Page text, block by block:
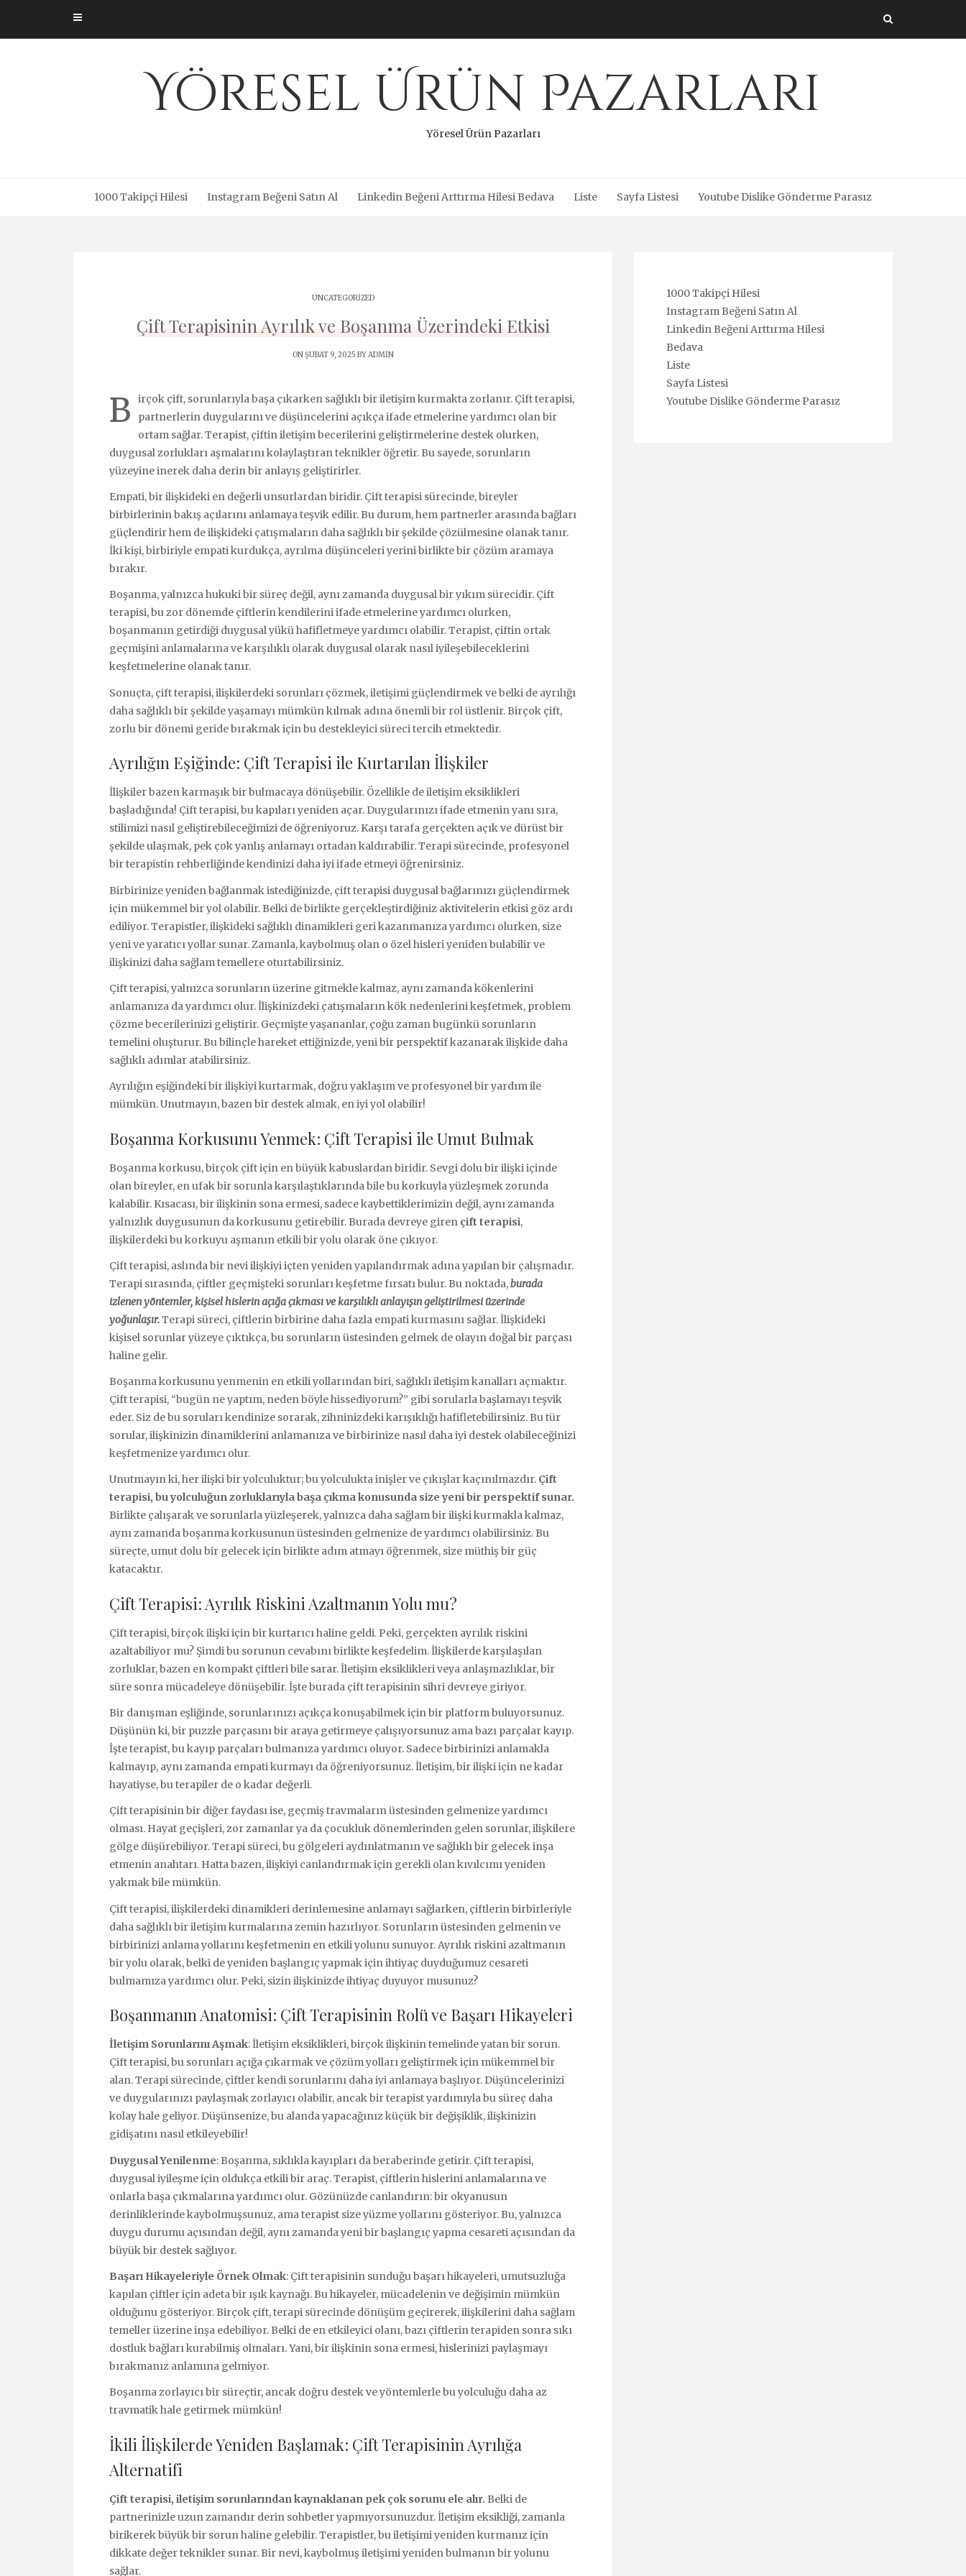
content
Yöresel Ürün Pazarları
Yöresel Ürün Pazarları
1000 Takipçi Hilesi Instagram Beğeni Satın Al Linkedin Beğeni Arttırma Hilesi Bedava Liste Sayfa Listesi Youtube Dislike Gönderme Parasız
UNCATEGORIZED
Çift Terapisinin Ayrılık ve Boşanma Üzerindeki Etkisi
ON ŞUBAT 9, 2025 BYADMIN
B
irçok çift, sorunlarıyla başa çıkarken sağlıklı bir iletişim kurmakta zorlanır. Çift terapisi,
partnerlerin duygularını ve düşüncelerini açıkça ifade etmelerine yardımcı olan bir
ortam sağlar. Terapist, çiftin iletişim becerilerini geliştirmelerine destek olurken,
duygusal zorlukları aşmalarını kolaylaştıran teknikler öğretir. Bu sayede, sorunların
yüzeyine inerek daha derin bir anlayış geliştirirler.
Empati, bir ilişkideki en değerli unsurlardan biridir. Çift terapisi sürecinde, bireyler
birbirlerinin bakış açılarını anlamaya teşvik edilir. Bu durum, hem partnerler arasında bağları
güçlendirir hem de ilişkideki çatışmaların daha sağlıklı bir şekilde çözülmesine olanak tanır.
İki kişi, birbiriyle empati kurdukça, ayrılma düşünceleri yerini birlikte bir çözüm aramaya
bırakır.
Boşanma, yalnızca hukuki bir süreç değil, aynı zamanda duygusal bir yıkım sürecidir. Çift
terapisi, bu zor dönemde çiftlerin kendilerini ifade etmelerine yardımcı olurken,
boşanmanın getirdiği duygusal yükü hafifletmeye yardımcı olabilir. Terapist, çiftin ortak
geçmişini anlamalarına ve karşılıklı olarak duygusal olarak nasıl iyileşebileceklerini
keşfetmelerine olanak tanır.
Sonuçta, çift terapisi, ilişkilerdeki sorunları çözmek, iletişimi güçlendirmek ve belki de ayrılığı
daha sağlıklı bir şekilde yaşamayı mümkün kılmak adına önemli bir rol üstlenir. Birçok çift,
zorlu bir dönemi geride bırakmak için bu destekleyici süreci tercih etmektedir.
Ayrılığın Eşiğinde: Çift Terapisi ile Kurtarılan İlişkiler
İlişkiler bazen karmaşık bir bulmacaya dönüşebilir. Özellikle de iletişim eksiklikleri
başladığında! Çift terapisi, bu kapıları yeniden açar. Duygularınızı ifade etmenin yanı sıra,
stilimizi nasıl geliştirebileceğimizi de öğreniyoruz. Karşı tarafa gerçekten açık ve dürüst bir
şekilde ulaşmak, pek çok yanlış anlamayı ortadan kaldırabilir. Terapi sürecinde, profesyonel
bir terapistin rehberliğinde kendinizi daha iyi ifade etmeyi öğrenirsiniz.
Birbirinize yeniden bağlanmak istediğinizde, çift terapisi duygusal bağlarınızı güçlendirmek
için mükemmel bir yol olabilir. Belki de birlikte gerçekleştirdiğiniz aktivitelerin etkisi göz ardı
ediliyor. Terapistler, ilişkideki sağlıklı dinamikleri geri kazanmanıza yardımcı olurken, size
yeni ve yaratıcı yollar sunar. Zamanla, kaybolmuş olan o özel hisleri yeniden bulabilir ve
ilişkinizi daha sağlam temellere oturtabilirsiniz.
Çift terapisi, yalnızca sorunların üzerine gitmekle kalmaz, aynı zamanda kökenlerini
anlamanıza da yardımcı olur. İlişkinizdeki çatışmaların kök nedenlerini keşfetmek, problem
çözme becerilerinizi geliştirir. Geçmişte yaşananlar, çoğu zaman bugünkü sorunların
temelini oluşturur. Bu bilinçle hareket ettiğinizde, yeni bir perspektif kazanarak ilişkide daha
sağlıklı adımlar atabilirsiniz.
Ayrılığın eşiğindeki bir ilişkiyi kurtarmak, doğru yaklaşım ve profesyonel bir yardım ile
mümkün. Unutmayın, bazen bir destek almak, en iyi yol olabilir!
Boşanma Korkusunu Yenmek: Çift Terapisi ile Umut Bulmak
Boşanma korkusu, birçok çift için en büyük kabuslardan biridir. Sevgi dolu bir ilişki içinde
olan bireyler, en ufak bir sorunla karşılaştıklarında bile bu korkuyla yüzleşmek zorunda
kalabilir. Kısacası, bir ilişkinin sona ermesi, sadece kaybettiklerimizin değil, aynı zamanda
yalnızlık duygusunun da korkusunu getirebilir. Burada devreye giren çift terapisi,
ilişkilerdeki bu korkuyu aşmanın etkili bir yolu olarak öne çıkıyor.
Çift terapisi, aslında bir nevi ilişkiyi içten yeniden yapılandırmak adına yapılan bir çalışmadır.
Terapi sırasında, çiftler geçmişteki sorunları keşfetme fırsatı bulur. Bu noktada,burada
izlenen yöntemler, kişisel hislerin açığa çıkması ve karşılıklı anlayışın geliştirilmesi üzerinde
yoğunlaşır.Terapi süreci, çiftlerin birbirine daha fazla empati kurmasını sağlar. İlişkideki
kişisel sorunlar yüzeye çıktıkça, bu sorunların üstesinden gelmek de olayın doğal bir parçası
haline gelir.
Boşanma korkusunu yenmenin en etkili yollarından biri, sağlıklı iletişim kanalları açmaktır.
Çift terapisi, “bugün ne yaptım, neden böyle hissediyorum?” gibi sorularla başlamayı teşvik
eder. Siz de bu soruları kendinize sorarak, zihninizdeki karışıklığı hafifletebilirsiniz. Bu tür
sorular, ilişkinizin dinamiklerini anlamanıza ve birbirinize nasıl daha iyi destek olabileceğinizi
keşfetmenize yardımcı olur.
Unutmayın ki, her ilişki bir yolculuktur; bu yolculukta inişler ve çıkışlar kaçınılmazdır. Çift
terapisi, bu yolculuğun zorluklarıyla başa çıkma konusunda size yeni bir perspektif sunar.
Birlikte çalışarak ve sorunlarla yüzleşerek, yalnızca daha sağlam bir ilişki kurmakla kalmaz,
aynı zamanda boşanma korkusunun üstesinden gelmenize de yardımcı olabilirsiniz. Bu
süreçte, umut dolu bir gelecek için birlikte adım atmayı öğrenmek, size müthiş bir güç
katacaktır.
Çift Terapisi: Ayrılık Riskini Azaltmanın Yolu mu?
Çift terapisi, birçok ilişki için bir kurtarıcı haline geldi. Peki, gerçekten ayrılık riskini
azaltabiliyor mu? Şimdi bu sorunun cevabını birlikte keşfedelim. İlişkilerde karşılaşılan
zorluklar, bazen en kompakt çiftleri bile sarar. İletişim eksiklikleri veya anlaşmazlıklar, bir
süre sonra mücadeleye dönüşebilir. İşte burada çift terapisinin sihri devreye giriyor.
Bir danışman eşliğinde, sorunlarınızı açıkça konuşabilmek için bir platform buluyorsunuz.
Düşünün ki, bir puzzle parçasını bir araya getirmeye çalışıyorsunuz ama bazı parçalar kayıp.
İşte terapist, bu kayıp parçaları bulmanıza yardımcı oluyor. Sadece birbirinizi anlamakla
kalmayıp, aynı zamanda empati kurmayı da öğreniyorsunuz. İletişim, bir ilişki için ne kadar
hayatiyse, bu terapiler de o kadar değerli.
Çift terapisinin bir diğer faydası ise, geçmiş travmaların üstesinden gelmenize yardımcı
olması. Hayat geçişleri, zor zamanlar ya da çocukluk dönemlerinden gelen sorunlar, ilişkilere
gölge düşürebiliyor. Terapi süreci, bu gölgeleri aydınlatmanın ve sağlıklı bir gelecek inşa
etmenin anahtarı. Hatta bazen, ilişkiyi canlandırmak için gerekli olan kıvılcımı yeniden
yakmak bile mümkün.
Çift terapisi, ilişkilerdeki dinamikleri derinlemesine anlamayı sağlarken, çiftlerin birbirleriyle
daha sağlıklı bir iletişim kurmalarına zemin hazırlıyor. Sorunların üstesinden gelmenin ve
birbirinizi anlama yollarını keşfetmenin en etkili yolunu sunuyor. Ayrılık riskini azaltmanın
bir yolu olarak, belki de yeniden başlangıç yapmak için ihtiyaç duyduğumuz cesareti
bulmamıza yardımcı olur. Peki, sizin ilişkinizde ihtiyaç duyuyor musunuz?
Boşanmanın Anatomisi: Çift Terapisinin Rolü ve Başarı Hikayeleri
İletişim Sorunlarını Aşmak: İletişim eksiklikleri, birçok ilişkinin temelinde yatan bir sorun.
Çift terapisi, bu sorunları açığa çıkarmak ve çözüm yolları geliştirmek için mükemmel bir
alan. Terapi sürecinde, çiftler kendi sorunlarını daha iyi anlamaya başlıyor. Düşüncelerinizi
ve duygularınızı paylaşmak zorlayıcı olabilir, ancak bir terapist yardımıyla bu süreç daha
kolay hale geliyor. Düşünsenize, bu alanda yapacağınız küçük bir değişiklik, ilişkinizin
gidişatını nasıl etkileyebilir!
Duygusal Yenilenme: Boşanma, sıklıkla kayıpları da beraberinde getirir. Çift terapisi,
duygusal iyileşme için oldukça etkili bir araç. Terapist, çiftlerin hislerini anlamalarına ve
onlarla başa çıkmalarına yardımcı olur. Gözünüzde canlandırın: bir okyanusun
derinliklerinde kaybolmuşsunuz, ama terapist size yüzme yollarını gösteriyor. Bu, yalnızca
duygu durumu açısından değil, aynı zamanda yeni bir başlangıç yapma cesareti açısından da
büyük bir destek sağlıyor.
Başarı Hikayeleriyle Örnek Olmak: Çift terapisinin sunduğu başarı hikayeleri, umutsuzluğa
kapılan çiftler için adeta bir ışık kaynağı. Bu hikayeler, mücadelenin ve değişimin mümkün
olduğunu gösteriyor. Birçok çift, terapi sürecinde dönüşüm geçirerek, ilişkilerini daha sağlam
temeller üzerine inşa edebiliyor. Belki de en etkileyici olanı, bazı çiftlerin terapiden sonra sıkı
dostluk bağları kurabilmiş olmaları. Yani, bir ilişkinin sona ermesi, hislerinizi paylaşmayı
bırakmanız anlamına gelmiyor.
Boşanma zorlayıcı bir süreçtir, ancak doğru destek ve yöntemlerle bu yolculuğu daha az
travmatik hale getirmek mümkün!
İkili İlişkilerde Yeniden Başlamak: Çift Terapisinin Ayrılığa
Alternatifi
Çift terapisi, iletişim sorunlarından kaynaklanan pek çok sorunu ele alır. Belki de
partnerinizle uzun zamandır derin sohbetler yapmıyorsunuzdur. İletişim eksikliği, zamanla
birikerek büyük bir sorun haline gelebilir. Terapistler, bu iletişimi yeniden kurmanız için
dikkate değer teknikler sunar. Bir nevi, kaybolmuş iletişimi yeniden bulmanın bir yolunu
sağlar.
1000 Takipçi Hilesi
Instagram Beğeni Satın Al
Linkedin Beğeni Arttırma Hilesi
Bedava
Liste
Sayfa Listesi
Youtube Dislike Gönderme Parasız